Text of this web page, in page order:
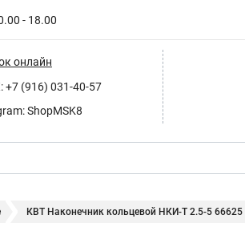
- 18.00
онлайн
+7 (916) 031-40-57
ShopMSK8
КВТ Наконечник кольцевой НКИ-Т 2.5-5 66625